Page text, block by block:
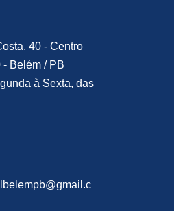
40 - Centro
Belém / PB
à Sexta, das